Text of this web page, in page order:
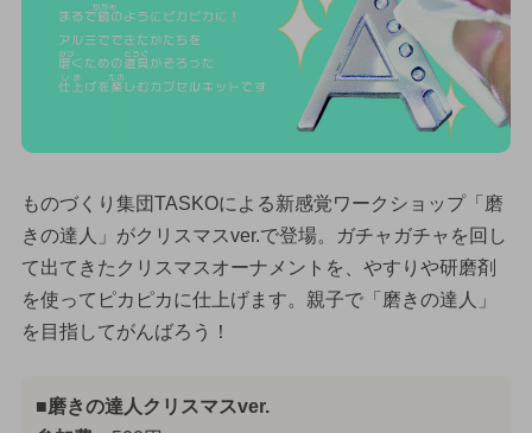
ものづくり集団TASKOによる新感覚ワークショップ「磨
きの達人」がクリスマスver.で登場。ガチャガチャを回し
て出てきたクリスマスオーナメントを、やすりや研磨剤
を使ってピカピカに仕上げます。親子で「磨きの達人」
を目指してがんばろう！
■磨きの達人クリスマスver.